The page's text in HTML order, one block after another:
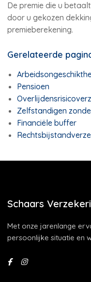
De premie die u
door u gekozen
premieberekening.
Gerelateerde
Pensioen
Zelfstandigen
Financiële buffer
Schaars
Met onze jarenlange
persoonlijke situatie en